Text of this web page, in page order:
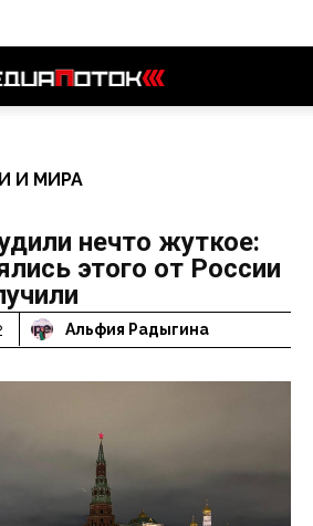
И МИРА
нечто жуткое:
этого от России
Альфия Радыгина